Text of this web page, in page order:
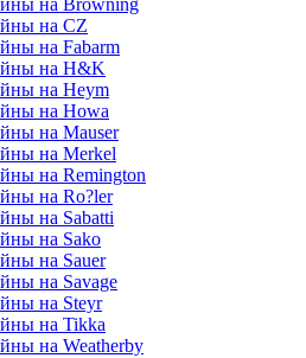
на Browning
на CZ
на Fabarm
на H&K
на Heym
на Howa
на Mauser
на Merkel
на Remington
на Ro?ler
на Sabatti
на Sako
на Sauer
на Savage
на Steyr
на Tikka
на Weatherby